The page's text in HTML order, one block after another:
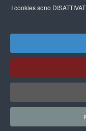
I cookies sono